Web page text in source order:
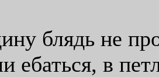
блядь не
ебаться, в